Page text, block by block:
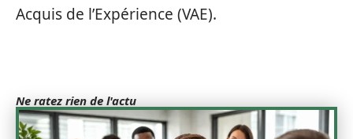
Acquis de l’Expérience (VAE).
Ne ratez rien de l'actu